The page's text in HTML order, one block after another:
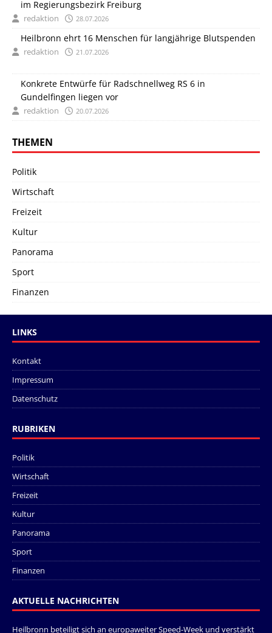
im Regierungsbezirk Freiburg
redaktion 28.07.2026
Heilbronn ehrt 16 Menschen für langjährige Blutspenden
redaktion 21.07.2026
Konkrete Entwürfe für Radschnellweg RS 6 in
Gundelfingen liegen vor
redaktion 20.07.2026
THEMEN
Politik
Wirtschaft
Freizeit
Kultur
Panorama
Sport
Finanzen
LINKS
Kontakt
Impressum
Datenschutz
RUBRIKEN
Politik
Wirtschaft
Freizeit
Kultur
Panorama
Sport
Finanzen
AKTUELLE NACHRICHTEN
Heilbronn beteiligt sich an europaweiter Speed-Week und verstärkt